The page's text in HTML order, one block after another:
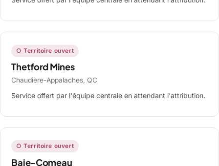
○ Territoire ouvert
Thetford Mines
Chaudière-Appalaches, QC
Service offert par l'équipe centrale en attendant l'attribution.
○ Territoire ouvert
Baie-Comeau